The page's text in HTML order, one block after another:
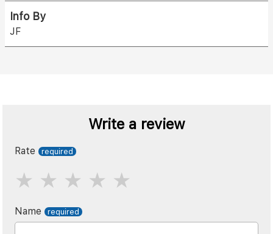
Info By
JF
Write a review
Rate
Name